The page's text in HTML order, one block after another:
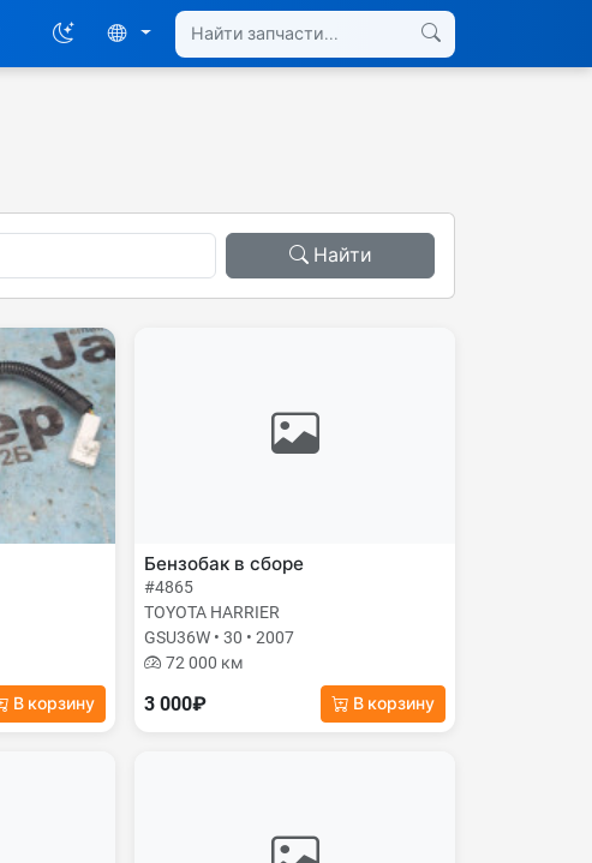
Найти
В корзину
Бензобак в сборе
#4865
TOYOTA HARRIER
GSU36W • 30 • 2007
72 000 км
3 000₽ В корзину